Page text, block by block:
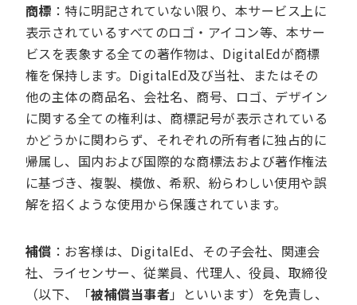
商標 ：特に明記されていない限り、本サービス上に
表示されているすべてのロゴ・アイコン等、本サー
ビスを表象する全ての著作物は、DigitalEdが商標
権を保持します。DigitalEd及び当社、またはその
他の主体の商品名、会社名、商号、ロゴ、デザイン
に関する全ての権利は、商標記号が表示されている
かどうかに関わらず、それぞれの所有者に独占的に
帰属し、国内および国際的な商標法および著作権法
に基づき、複製、模倣、希釈、紛らわしい使用や誤
解を招くような使用から保護されています。
補償 ：お客様は、DigitalEd、その子会社、関連会
社、ライセンサー、従業員、代理人、役員、取締役
（以下、「被補償当事者」といいます）を免責し、